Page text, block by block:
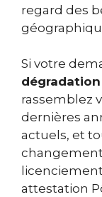
regard des
Si votre
rassemblez
dernières
actuels, et
attestation